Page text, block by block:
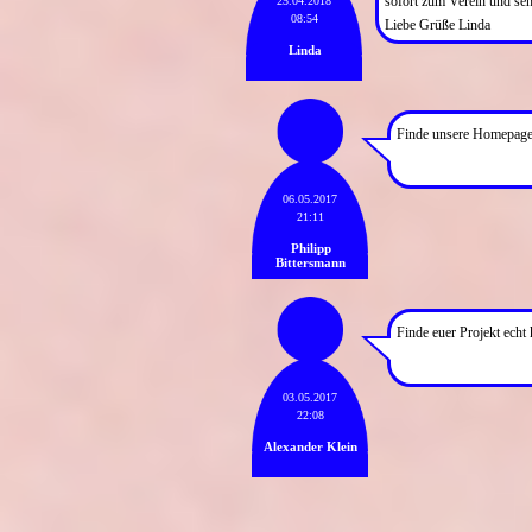
08:54
Linda
Liebe Grüße Linda
06.05.2017
21:11
Philipp
Bittersmann
Finde unsere
03.05.2017
22:08
Alexander Klein
Finde euer Projekt